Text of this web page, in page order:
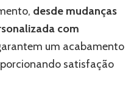
desde mudanças
com
um acabamento
satisfação